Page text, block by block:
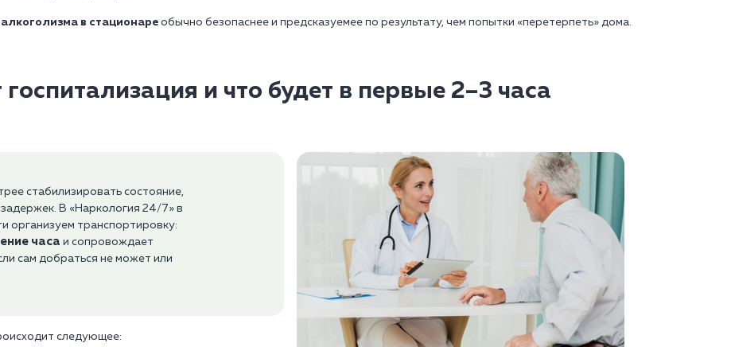
в стационаре обычно безопаснее и предсказуемее по результату, чем попытки «перетерпеть» дома.
и что будет в первые 2–3 часа
стабилизировать состояние,
В «Наркология 24/7» в
организуем транспортировку:
часа и сопровождает
сам добраться не может или
следующее: